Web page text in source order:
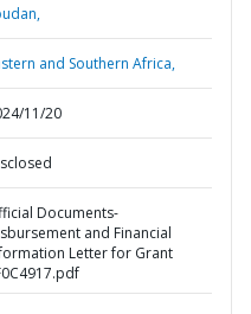
and Southern Africa,
11/20
Documents-
and Financial
Letter for Grant